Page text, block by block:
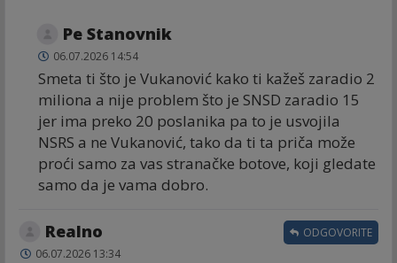
Ре Stanovnik
06.07.2026 14:54
Smeta ti što je Vukanović kako ti kažeš zaradio 2
miliona a nije problem što je SNSD zaradio 15
jer ima preko 20 poslanika pa to je usvojila
NSRS a ne Vukanović, tako da ti ta priča može
proći samo za vas stranačke botove, koji gledate
samo da je vama dobro.
Realno
06.07.2026 13:34
ODGOVORITE